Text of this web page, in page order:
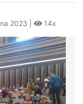
2023 | 14x